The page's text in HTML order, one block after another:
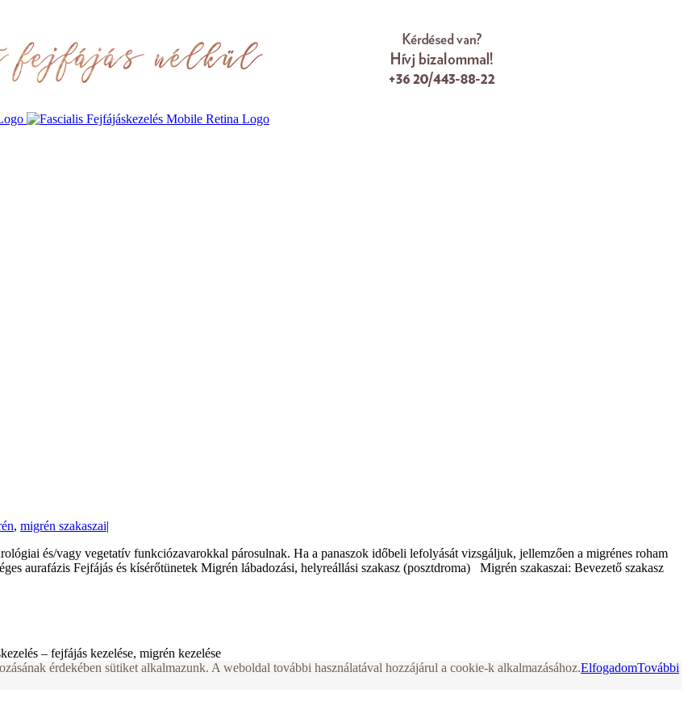
, migrén szakaszai|
és/vagy vegetatív funkciózavarokkal párosulnak. Ha a panaszok időbeli lefolyását vizsgáljuk, jellemzően a migrénes roham
aurafázis Fejfájás és kísérőtünetek Migrén lábadozási, helyreállási szakasz (posztdroma) Migrén szakaszai: Bevezető szakasz
– fejfájás kezelése, migrén kezelése
érdekében sütiket alkalmazunk. A weboldal további használatával hozzájárul a cookie-k alkalmazásához.ElfogadomTovábbi